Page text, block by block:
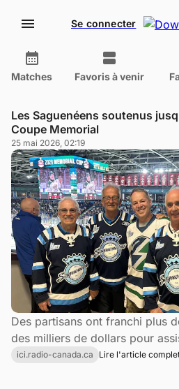
Se connecter
Matches Favoris à venir
Les Saguenéens soutenus
Coupe Memorial
25 mai 2026, 02:19
Des partisans ont franchi plus
des milliers de dollars pour
ici.radio-canada.ca Lire l'article